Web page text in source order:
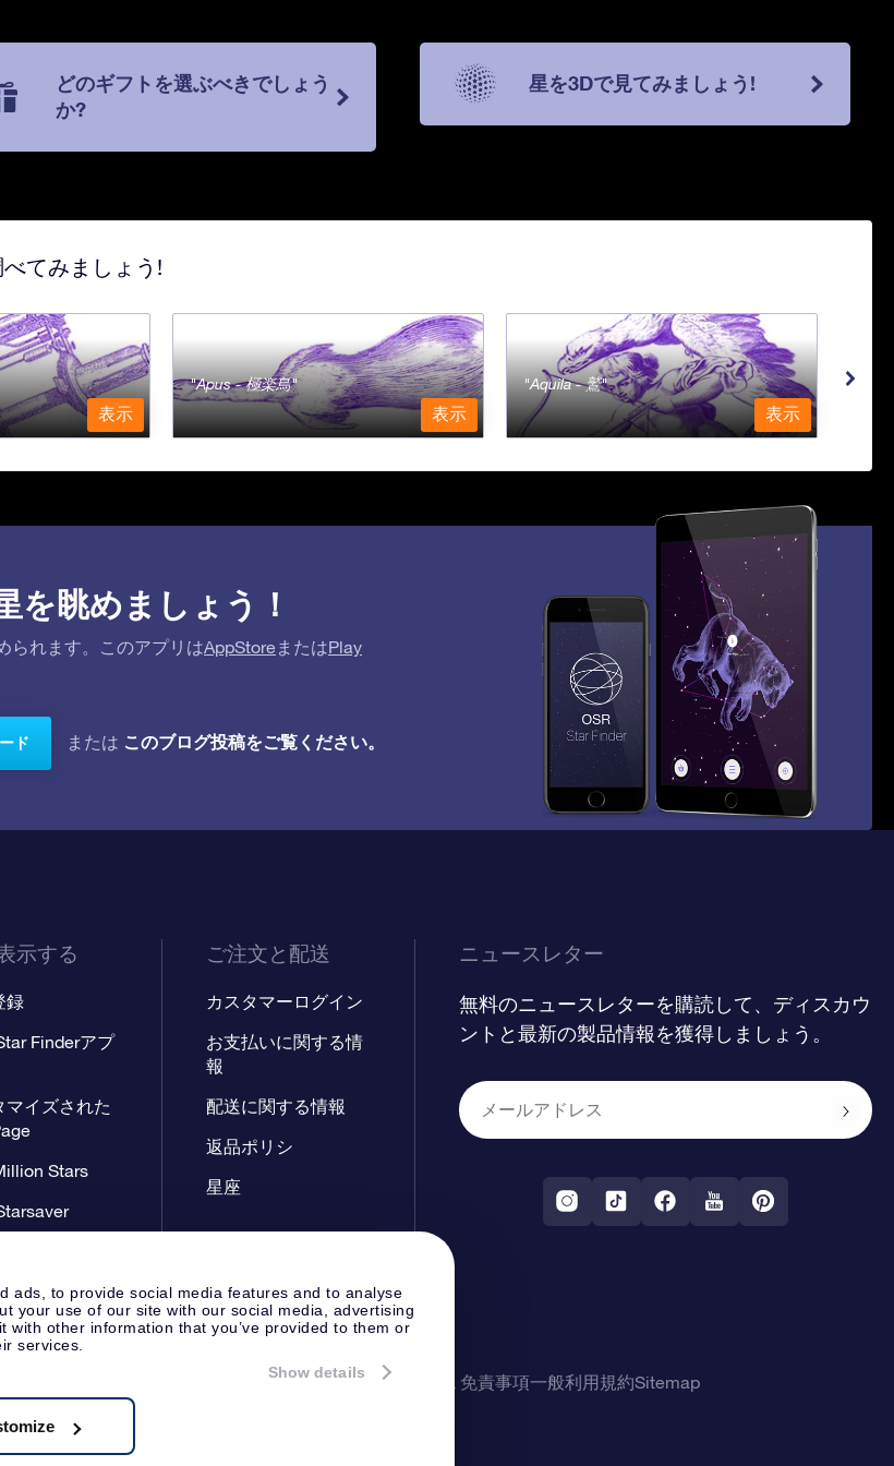
ads, to provide social media features and to analyse
your use of our site with our social media, advertising
with other information that you’ve provided to them or
services.
Show details
どのギフトを選ぶべきでしょう
か?
星を3Dで見てみましょう!
てみましょう!
表示
Apus - 極楽鳥
表示
Aquila - 鷲
表示
を眺めましょう！
られます。このアプリはAppStore またはPlay
ド または このブログ投稿をご覧ください。
示する
録
Finderアプ
マイズされた
Stars
ご注文と配送
カスタマーログイン
お支払いに関する情
報
配送に関する情報
返品ポリシ
星座
ニュースレター
無料のニュースレターを購読して、ディスカウ
ントと最新の製品情報を獲得しましょう。
プライバシーポリシー & 免責事項一般利用規約Sitemap